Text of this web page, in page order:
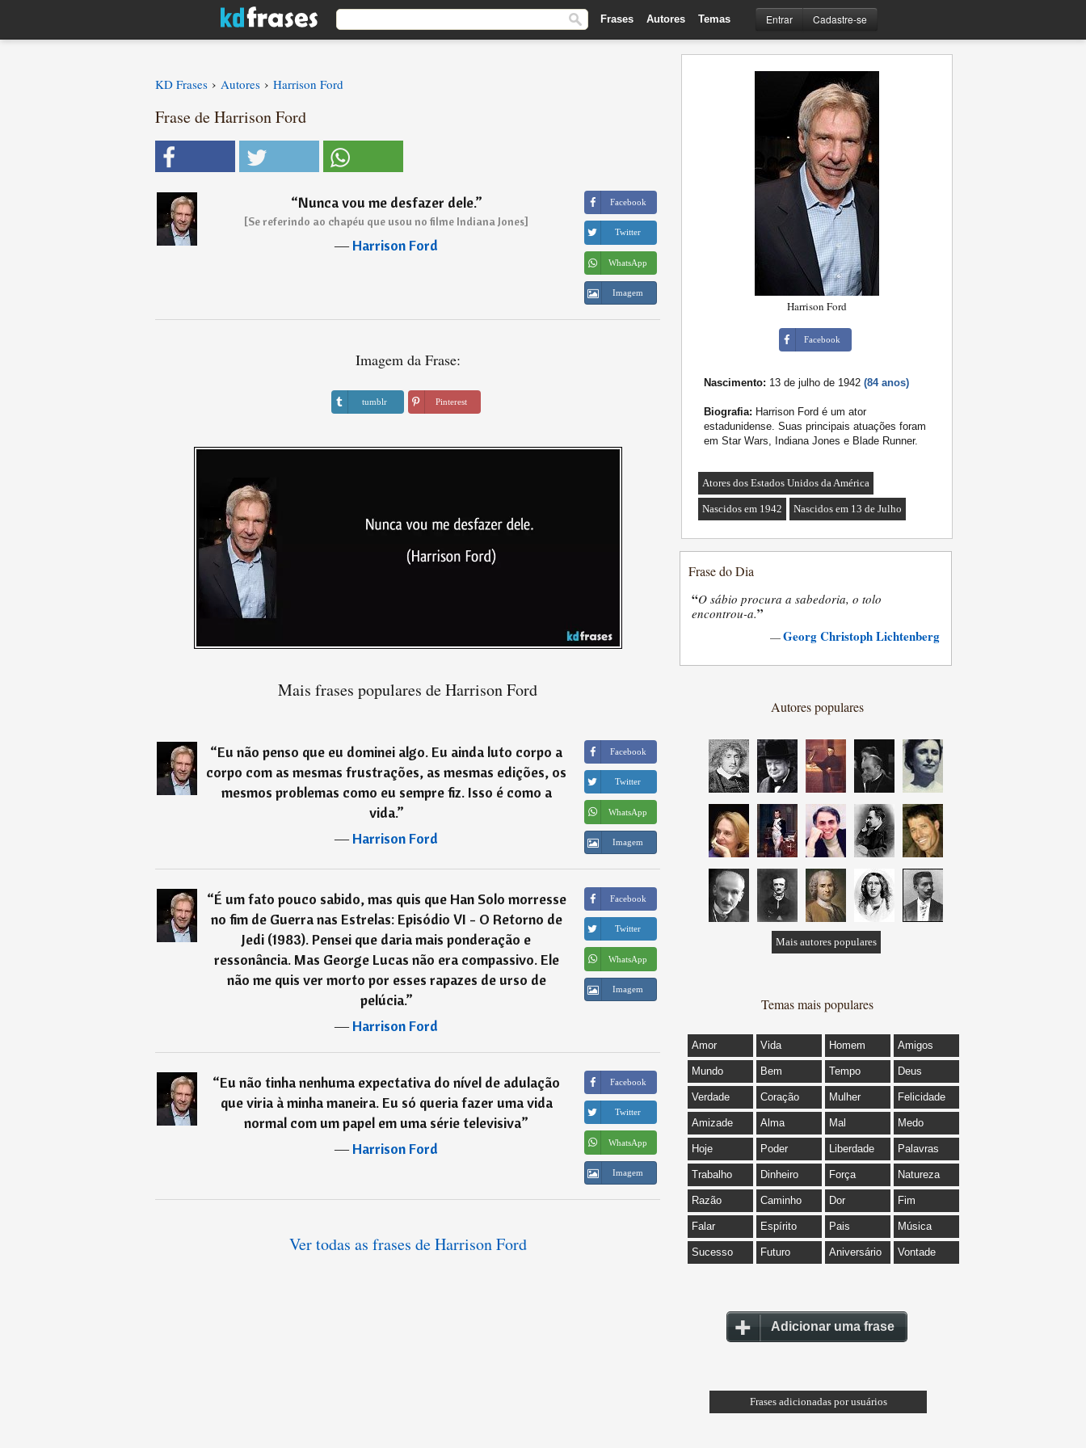
Frases Autores Temas Entrar Cadastre-se
KD Frases › Autores › Harrison Ford
Frase de Harrison Ford
“Nunca vou me desfazer dele.”
[Se referindo ao chapéu que usou no filme Indiana Jones]
―Harrison Ford
Facebook
Twitter
WhatsApp
Imagem
Imagem da Frase:
tumblr Pinterest
Mais frases populares de Harrison Ford
“Eu não penso que eu dominei algo. Eu ainda luto corpo a
corpo com as mesmas frustrações, as mesmas edições, os
mesmos problemas como eu sempre fiz. Isso é como a
vida.”
―Harrison Ford
Facebook
Twitter
WhatsApp
Imagem
“É um fato pouco sabido, mas quis que Han Solo morresse
no fim de Guerra nas Estrelas: Episódio VI - O Retorno de
Jedi (1983). Pensei que daria mais ponderação e
ressonância. Mas George Lucas não era compassivo. Ele
não me quis ver morto por esses rapazes de urso de
pelúcia.”
―Harrison Ford
Facebook
Twitter
WhatsApp
Imagem
“Eu não tinha nenhuma expectativa do nível de adulação
que viria à minha maneira. Eu só queria fazer uma vida
normal com um papel em uma série televisiva”
―Harrison Ford
Facebook
Twitter
WhatsApp
Imagem
Ver todas as frases de Harrison Ford
Harrison Ford
Facebook
Nascimento: 13 de julho de 1942 (84 anos)
Biografia: Harrison Ford é um ator
estadunidense. Suas principais atuações foram
em Star Wars, Indiana Jones e Blade Runner.
Atores dos Estados Unidos da América
Nascidos em 1942 Nascidos em 13 de Julho
Frase do Dia
“O sábio procura a sabedoria, o tolo
encontrou-a.”
—Georg Christoph Lichtenberg
Autores populares
Mais autores populares
Temas mais populares
Amor Vida Homem Amigos
Mundo Bem Tempo Deus
Verdade Coração Mulher Felicidade
Amizade Alma Mal Medo
Hoje Poder Liberdade Palavras
Trabalho Dinheiro Força Natureza
Razão Caminho Dor Fim
Falar Espírito Pais Música
Sucesso Futuro Aniversário Vontade
Adicionar uma frase
Frases adicionadas por usuários